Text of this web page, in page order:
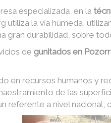
especializada, en la
utiliza la vía húmeda,
gran durabilidad, sobre
de gunitados en
en recursos humanos y
de las
referente a nivel